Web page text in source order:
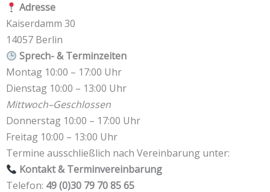
Adresse
Kaiserdamm 30
14057 Berlin
Sprech- & Terminzeiten
Montag 10:00 – 17:00 Uhr
Dienstag 10:00 – 13:00 Uhr
Mittwoch–Geschlossen
Donnerstag 10:00 – 17:00 Uhr
Freitag 10:00 – 13:00 Uhr
Termine ausschließlich nach Vereinbarung unter:
Kontakt & Terminvereinbarung
Telefon: 49 (0)30 79 70 85 65